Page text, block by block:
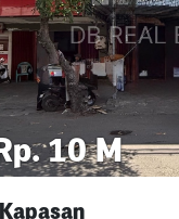
10 M
Kapasan